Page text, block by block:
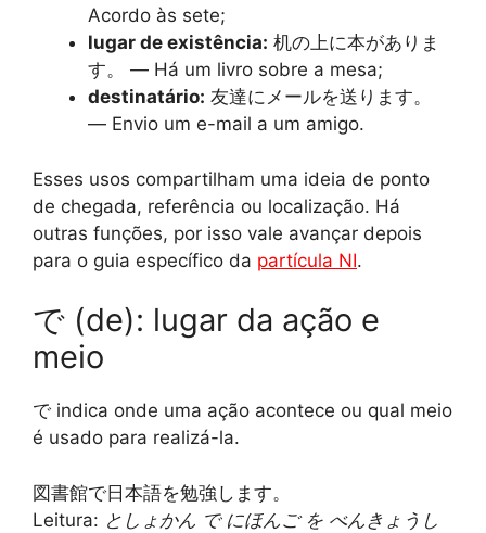
Acordo às sete;
lugar de existência: 机の上に本がありま
す。
— Há um livro sobre a mesa;
destinatário: 友達にメールを送ります。
— Envio um e-mail a um amigo.
Esses usos compartilham uma ideia de ponto
de chegada, referência ou localização. Há
outras funções, por isso vale avançar depois
para o guia específico da partícula NI.
で (de): lugar da ação e
meio
で indica onde uma ação acontece ou qual meio
é usado para realizá-la.
図書館で日本語を勉強します。
Leitura: としょかん で にほんご を べんきょうし